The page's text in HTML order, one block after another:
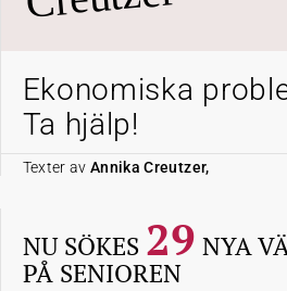
Ekonomiska
Ta hjälp!
Texter av Annika Creutzer,
NU SÖKES 29 NYA
PÅ SENIOREN